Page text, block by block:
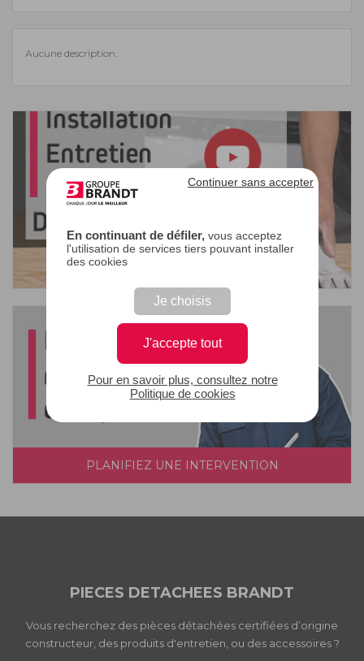
En continuant de défiler,vous acceptez
l'utilisation de services tiers pouvant installer
des cookies
Je choisis
J'accepte tout
Continuer sans accepter
Pour en savoir plus, consultez notre
Politique de cookies
Aucune description.
PLANIFIEZ UNE INTERVENTION
PIECES DETACHEES BRANDT
Vous recherchez des pièces détachées certifiées d’origine
constructeur, des produits d'entretien, ou des accessoires ?